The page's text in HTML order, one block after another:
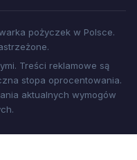
pożyczek w Polsce.
Treści reklamowe są
stopa oprocentowania.
aktualnych wymogów